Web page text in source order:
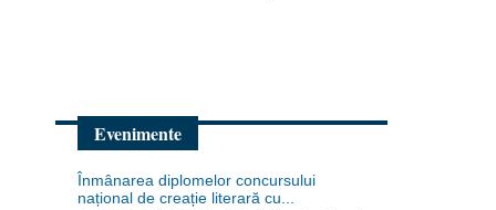
Evenimente
Înmânarea diplomelor concursului
național de creație literară cu...